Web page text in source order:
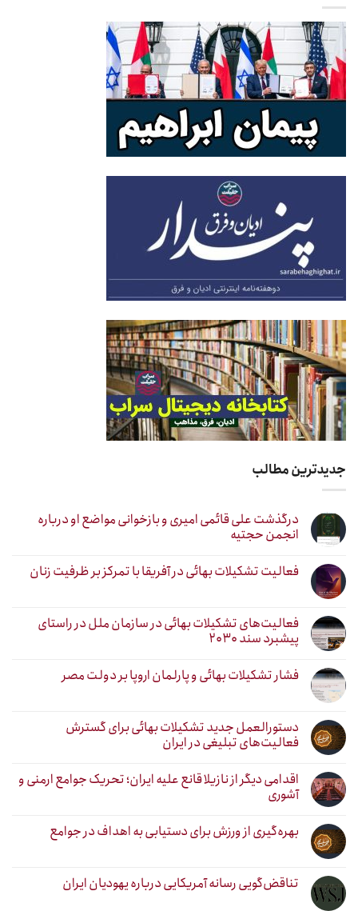
جدیدترین مطالب
درگذشت علی قائمی امیری و بازخوانی مواضع او درباره
انجمن حجتیه
فعالیت تشکیلات بهائی در آفریقا با تمرکز بر ظرفیت زنان
فعالیت‌های تشکیلات بهائی در سازمان ملل در راستای
پیشبرد سند ۲۰۳۰
فشار تشکیلات بهائی و پارلمان اروپا بر دولت مصر
دستورالعمل جدید تشکیلات بهائی برای گسترش
فعالیت‌های تبلیغی در ایران
اقدامی دیگر از نازیلا قانع علیه ایران؛ تحریک جوامع ارمنی و
آشوری
بهره‌گیری از ورزش برای دستیابی به اهداف در جوامع
تناقض‌گویی رسانه آمریکایی درباره یهودیان ایران